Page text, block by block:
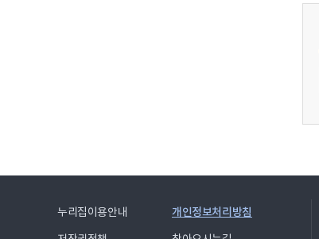
누리집이용안내 개인정보처리방침